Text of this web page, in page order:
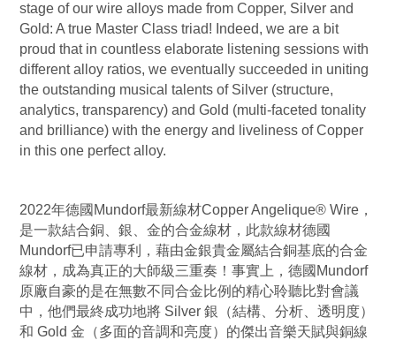
stage of our wire alloys made from Copper, Silver and
Gold: A true Master Class triad! Indeed, we are a bit
proud that in countless elaborate listening sessions with
different alloy ratios, we eventually succeeded in uniting
the outstanding musical talents of Silver (structure,
analytics, transparency) and Gold (multi-faceted tonality
and brilliance) with the energy and liveliness of Copper
in this one perfect alloy.
2022年德國Mundorf最新線材Copper Angelique® Wire，
是一款結合銅、銀、金的合金線材，此款線材德國
Mundorf已申請專利，藉由金銀貴金屬結合銅基底的合金
線材，成為真正的大師級三重奏！ 事實上，德國Mundorf
原廠自豪的是在無數不同合金比例的精心聆聽比對會議
中，他們最終成功地將 Silver 銀（結構、分析、透明度）
和 Gold 金（多面的音調和亮度）的傑出音樂天賦與銅線